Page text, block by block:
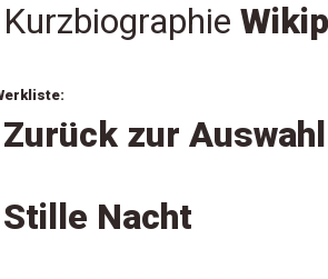
Kurzbiographie
Zurück zur
Stille Nacht